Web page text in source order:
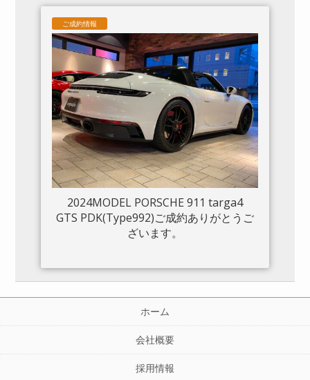
ご成約情報
2024MODEL PORSCHE 911 targa4
GTS PDK(Type992)ご成約ありがとうご
ざいます。
ホーム
会社概要
採用情報